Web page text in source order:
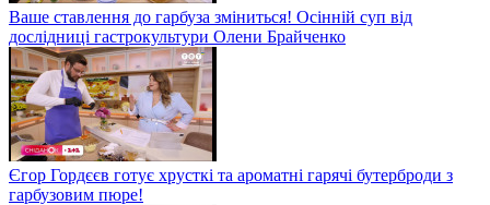
Ваше ставлення до гарбуза зміниться! Осінній суп від
дослідниці гастрокультури Олени Брайченко
Єгор Гордєєв готує хрусткі та ароматні гарячі бутерброди з
гарбузовим пюре!